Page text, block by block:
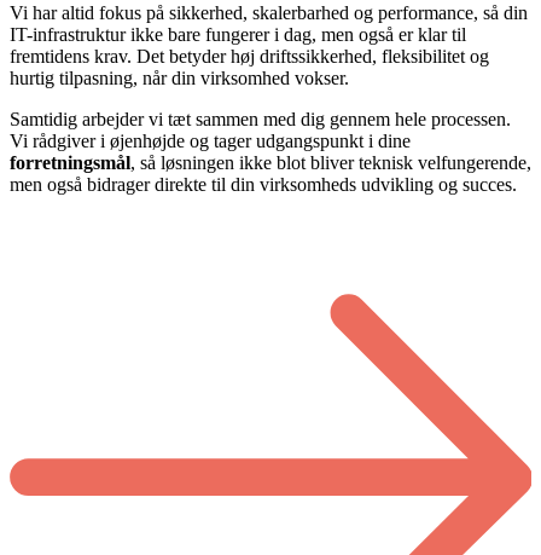
Vi har altid fokus på sikkerhed, skalerbarhed og performance, så din
IT-infrastruktur ikke bare fungerer i dag, men også er klar til
fremtidens krav. Det betyder høj driftssikkerhed, fleksibilitet og
hurtig tilpasning, når din virksomhed vokser.
Samtidig arbejder vi tæt sammen med dig gennem hele processen.
Vi rådgiver i øjenhøjde og tager udgangspunkt i dine
forretningsmål, så løsningen ikke blot bliver teknisk velfungerende,
men også bidrager direkte til din virksomheds udvikling og succes.